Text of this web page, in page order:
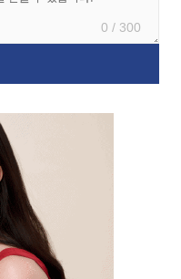
0 / 300